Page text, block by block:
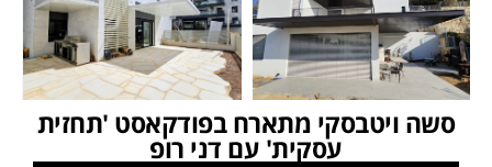
סשה ויטבסקי מתארח בפודקאסט 'תחזית
עסקית' עם דני רופ